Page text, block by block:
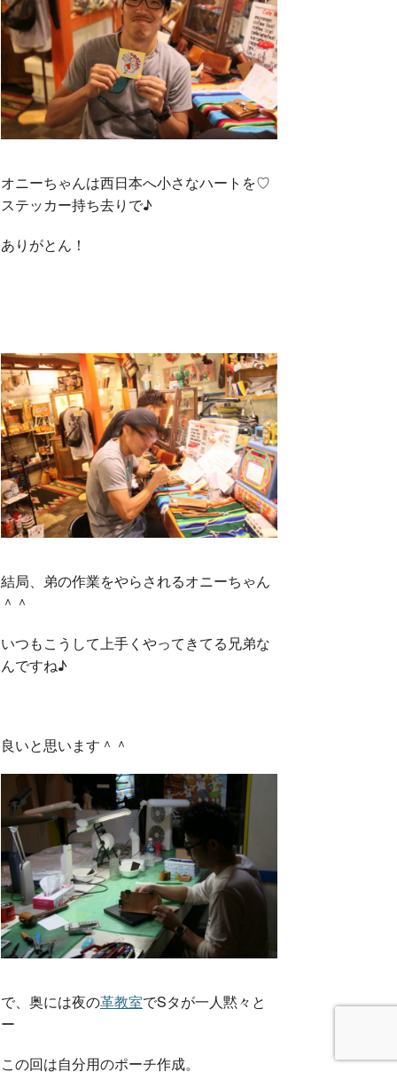
オニーちゃんは西日本へ小さなハートを♡
ステッカー持ち去りで♪
ありがとん！
結局、弟の作業をやらされるオニーちゃん
＾＾
いつもこうして上手くやってきてる兄弟な
んですね♪
良いと思います＾＾
で、奥には夜の革教室でSタが一人黙々と
ー
この回は自分用のポーチ作成。